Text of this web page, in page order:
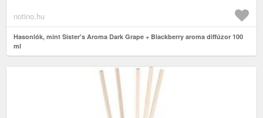
notino.hu
Hasonlók, mint Sister's Aroma Dark Grape + Blackberry aroma diffúzor 100
ml